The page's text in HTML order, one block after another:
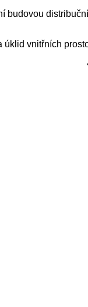
budovou
úklid vnitřních